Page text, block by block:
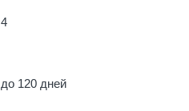
4
до 120 дней